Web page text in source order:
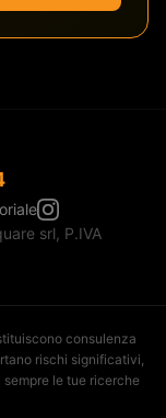
srl, P.IVA
consulenza
rischi significativi,
le tue ricerche